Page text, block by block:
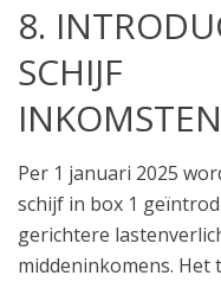
8.
SCHIJF
Per 1 januari 2025
schijf in box 1
gerichtere
middeninkomens. Het